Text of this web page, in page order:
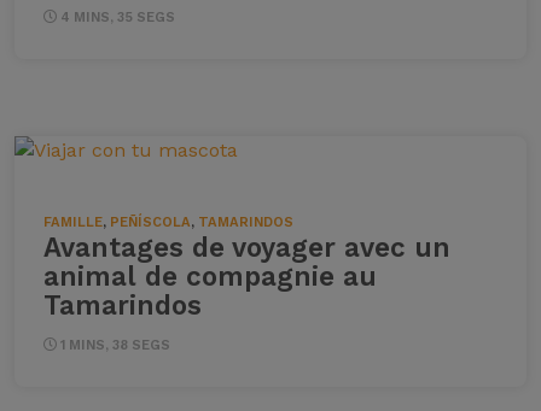
4 MINS, 35 SEGS
FAMILLE, PEÑÍSCOLA, TAMARINDOS
Avantages de voyager avec un
animal de compagnie au
Tamarindos
1 MINS, 38 SEGS